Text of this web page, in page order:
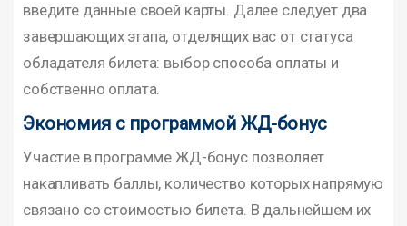
введите данные своей карты. Далее следует два
завершающих этапа, отделящих вас от статуса
обладателя билета: выбор способа оплаты и
собственно оплата.
Экономия с программой ЖД-бонус
Участие в программе ЖД-бонус позволяет
накапливать баллы, количество которых напрямую
связано со стоимостью билета. В дальнейшем их